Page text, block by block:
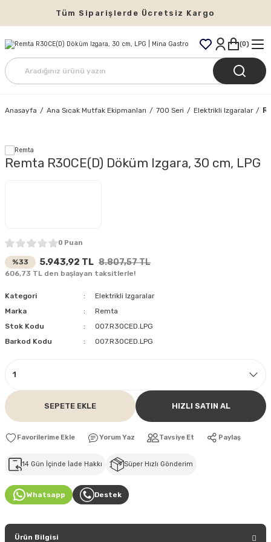
Tüm Siparişlerde Ücretsiz Kargo
0
Anasayfa Ana Sıcak Mutfak Ekipmanları 700 Seri Elektrikli Izgaralar
Remta R30CE(D) Döküm Izgara, 30 cm, LPG
0 Puan
%33 5.943,92 TL 8.807,57 TL
606,73 TL den başlayan taksitlerle!
Kategori
Elektrikli Izgaralar
Marka
Remta
Stok Kodu
007.R30CED.LPG
Barkod Kodu
007.R30CED.LPG
SEPETE EKLE HIZLI SATIN AL
Yorum Yaz Tavsiye Et Paylaş
14 Gün İçinde İade Hakkı Süper Hızlı Gönderim
Whatsapp Destek
Ürün Bilgisi